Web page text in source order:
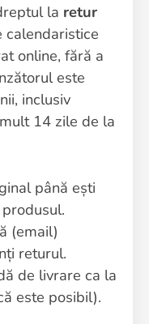
la retur
calendaristice
online, fără a
este
inclusiv
14 zile de la
până ești
(email)
returul.
de livrare ca la
este posibil).